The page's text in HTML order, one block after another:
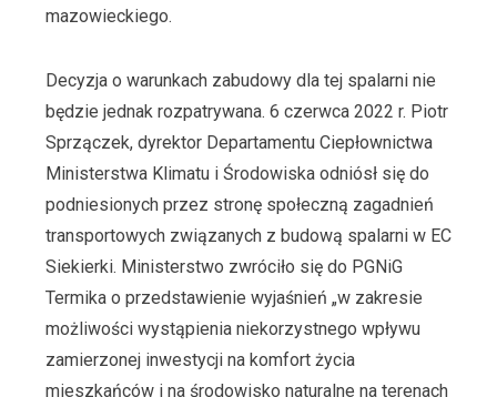
mazowieckiego.
Decyzja o warunkach zabudowy dla tej spalarni nie
będzie jednak rozpatrywana. 6 czerwca 2022 r. Piotr
Sprzączek, dyrektor Departamentu Ciepłownictwa
Ministerstwa Klimatu i Środowiska odniósł się do
podniesionych przez stronę społeczną zagadnień
transportowych związanych z budową spalarni w EC
Siekierki. Ministerstwo zwróciło się do PGNiG
Termika o przedstawienie wyjaśnień „w zakresie
możliwości wystąpienia niekorzystnego wpływu
zamierzonej inwestycji na komfort życia
mieszkańców i na środowisko naturalne na terenach